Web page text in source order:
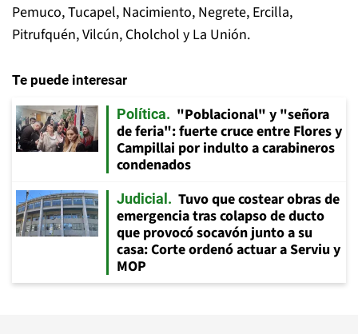
Pemuco, Tucapel, Nacimiento, Negrete, Ercilla,
Pitrufquén, Vilcún, Cholchol y La Unión.
Te puede interesar
Política
"Poblacional" y "señora
de feria": fuerte cruce entre Flores y
Campillai por indulto a carabineros
condenados
Judicial
Tuvo que costear obras de
emergencia tras colapso de ducto
que provocó socavón junto a su
casa: Corte ordenó actuar a Serviu y
MOP